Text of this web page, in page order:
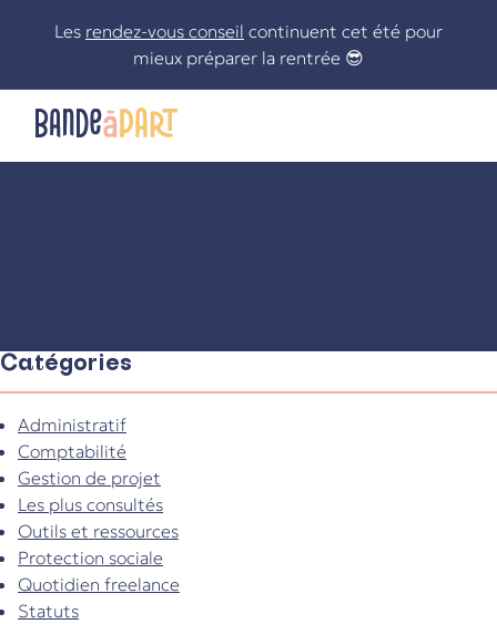
Les rendez-vous conseil continuent cet été pour
mieux préparer la rentrée 😎
Catégories
Administratif
Comptabilité
Gestion de projet
Les plus consultés
Outils et ressources
Protection sociale
Quotidien freelance
Statuts